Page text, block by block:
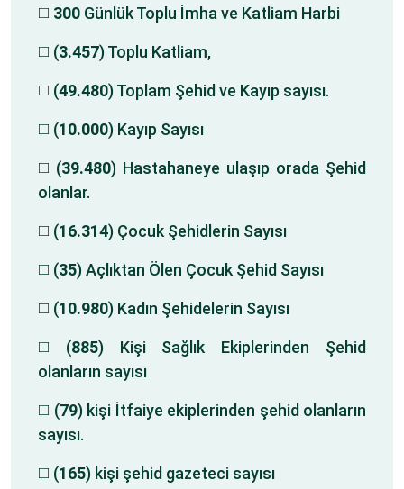
◻️ 300 Günlük Toplu İmha ve Katliam Harbi
◻️ (3.457) Toplu Katliam,
◻️ (49.480) Toplam Şehid ve Kayıp sayısı.
◻️ (10.000) Kayıp Sayısı
◻️ (39.480) Hastahaneye ulaşıp orada Şehid
olanlar.
◻️ (16.314) Çocuk Şehidlerin Sayısı
◻️ (35) Açlıktan Ölen Çocuk Şehid Sayısı
◻️ (10.980) Kadın Şehidelerin Sayısı
◻️ (885) Kişi Sağlık Ekiplerinden Şehid
olanların sayısı
◻️ (79) kişi İtfaiye ekiplerinden şehid olanların
sayısı.
◻️ (165) kişi şehid gazeteci sayısı